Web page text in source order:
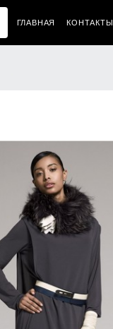
ГЛАВНАЯ КОНТАКТЫ